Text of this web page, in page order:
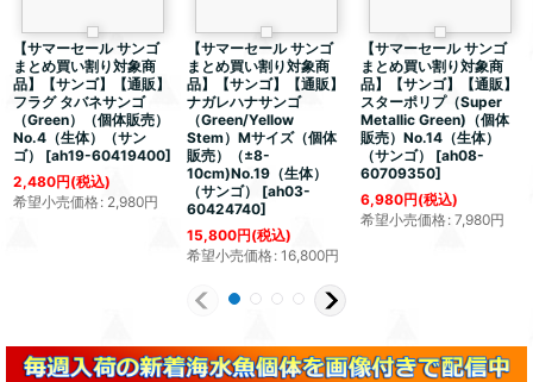
【サマーセール サンゴ
まとめ買い割り対象商
品】【サンゴ】【通販】
フラグ タバネサンゴ
（Green）（個体販売）
No.4（生体）（サン
ゴ）
[ah19-60419400]
2,480円(税込)
希望小売価格: 2,980円
【サマーセール サンゴ
まとめ買い割り対象商
品】【サンゴ】【通販】
ナガレハナサンゴ
（Green/Yellow
Stem）Mサイズ（個体
販売）（±8-
10cm)No.19（生体）
（サンゴ）
[ah03-
60424740]
15,800円(税込)
希望小売価格: 16,800円
【サマーセール サンゴ
まとめ買い割り対象商
品】【サンゴ】【通販】
スターポリプ（Super
Metallic Green)（個体
販売）No.14（生体）
（サンゴ）
[ah08-
60709350]
6,980円(税込)
希望小売価格: 7,980円